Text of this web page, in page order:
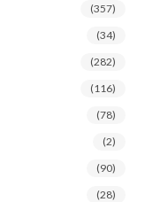
(357)
(34)
(282)
(116)
(78)
(2)
(90)
(28)